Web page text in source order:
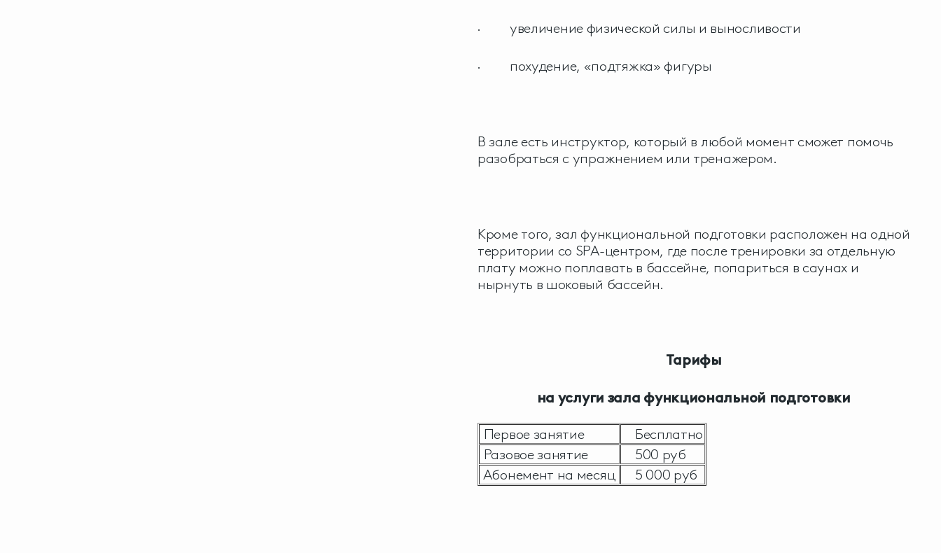
· увеличение физической силы и выносливости
· похудение, «подтяжка» фигуры
В зале есть инструктор, который в любой момент сможет помочь
разобраться с упражнением или тренажером.
Кроме того, зал функциональной подготовки расположен на одной
территории со SPA-центром, где после тренировки за отдельную
плату можно поплавать в бассейне, попариться в саунах и
нырнуть в шоковый бассейн.
Тарифы
на услуги зала функциональной подготовки
Первое занятие
Бесплатно
Разовое занятие
500 руб
Абонемент на месяц
5 000 руб